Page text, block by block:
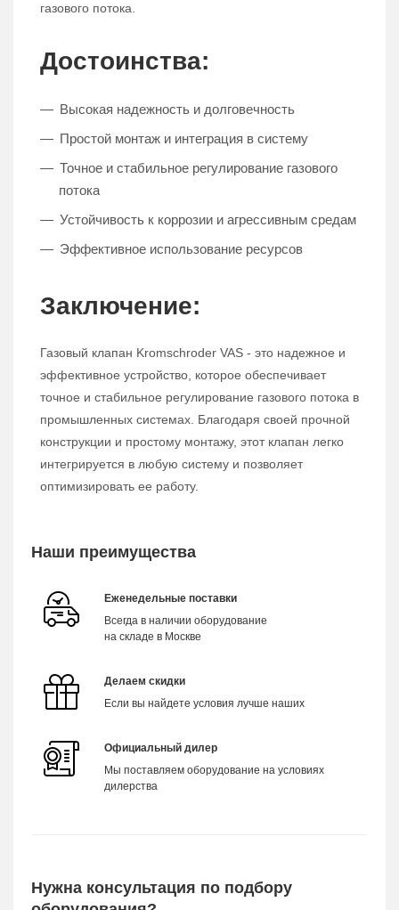
газового потока.
Достоинства:
Высокая надежность и долговечность
Простой монтаж и интеграция в систему
Точное и стабильное регулирование газового
потока
Устойчивость к коррозии и агрессивным средам
Эффективное использование ресурсов
Заключение:
Газовый клапан Kromschroder VAS - это надежное и
эффективное устройство, которое обеспечивает
точное и стабильное регулирование газового потока в
промышленных системах. Благодаря своей прочной
конструкции и простому монтажу, этот клапан легко
интегрируется в любую систему и позволяет
оптимизировать ее работу.
Наши преимущества
Еженедельные поставки
Всегда в наличии оборудование
на складе в Москве
Делаем скидки
Если вы найдете условия лучше наших
Официальный дилер
Мы поставляем оборудование на условиях
дилерства
Нужна консультация по подбору